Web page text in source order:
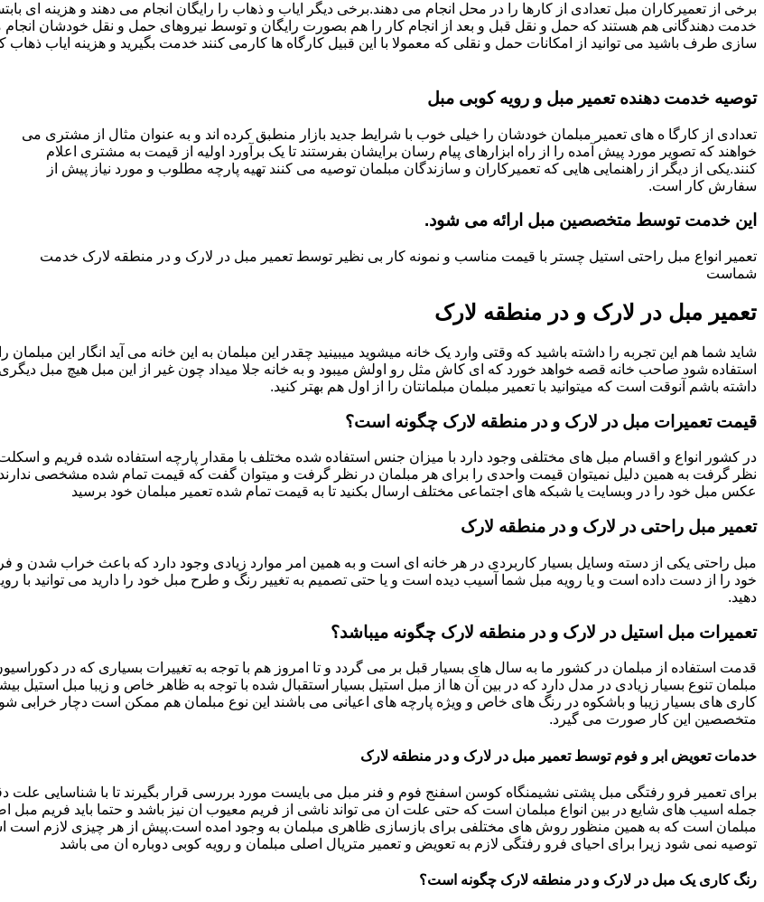
برخی از تعمیرکاران مبل تعدادی از کارها را در محل انجام می دهند.برخی دیگر ایاب و ذهاب را رایگان انجام می دهند و هزینه ای
خدمت دهندگانی هم هستند که حمل و نقل قبل و بعد از انجام کار را هم بصورت رایگان و توسط نیروهای حمل و نقل خودشان انجام
سازی طرف باشید می توانید از امکانات حمل و نقلی که معمولا با این قبیل کارگاه ها کارمی کنند خدمت بگیرید و هزینه ایاب ذهاب
توصیه خدمت دهنده تعمیر مبل و رویه کوبی مبل
تعدادی از کارگا ه های تعمیر مبلمان خودشان را خیلی خوب با شرایط جدید بازار منطبق کرده اند و به عنوان مثال از مشتری می
خواهند که تصویر مورد پیش آمده را از راه ابزارهای پیام رسان برایشان بفرستند تا یک برآورد اولیه از قیمت به مشتری اعلام
کنند.یکی از دیگر از راهنمایی هایی که تعمیرکاران و سازندگان مبلمان توصیه می کنند تهیه پارچه مطلوب و مورد نیاز پیش از
سفارش کار است.
این خدمت توسط متخصصین مبل ارائه می شود.
تعمیر انواع مبل راحتی استیل چستر با قیمت مناسب و نمونه کار بی نظیر توسط تعمیر مبل در لارک و در منطقه لارک خدمت
شماست
تعمیر مبل در لارک و در منطقه لارک
شاید شما هم این تجربه را داشته باشید که وقتی وارد یک خانه میشوید میبینید چقدر این مبلمان به این خانه می آید انگار این
استفاده شود صاحب خانه قصه خواهد خورد که ای کاش مثل رو اولش میبود و به خانه جلا میداد چون غیر از این مبل هیچ مبل
داشته باشم آنوقت است که میتوانید با تعمیر مبلمان مبلمانتان را از اول هم بهتر کنید.
قیمت تعمیرات مبل در لارک و در منطقه لارک چگونه است؟
در کشور انواع و اقسام مبل های مختلفی وجود دارد با میزان جنس استفاده شده مختلف با مقدار پارچه استفاده شده فریم و اسکلت
نظر گرفت به همین دلیل نمیتوان قیمت واحدی را برای هر مبلمان در نظر گرفت و میتوان گفت که قیمت تمام شده مشخصی ندارند و
عکس مبل خود را در وبسایت یا شبکه های اجتماعی مختلف ارسال بکنید تا به قیمت تمام شده تعمیر مبلمان خود برسید
تعمیر مبل راحتی در لارک و در منطقه لارک
مبل راحتی یکی از دسته وسایل بسیار کاربردی در هر خانه ای است و به همین امر موارد زیادی وجود دارد که باعث خراب شدن و
خود را از دست داده است و یا رویه مبل شما آسیب دیده است و یا حتی تصمیم به تغییر رنگ و طرح مبل خود را دارید می توانید با
دهید.
تعمیرات مبل استیل در لارک و در منطقه لارک چگونه میباشد؟
قدمت استفاده از مبلمان در کشور ما به سال های بسیار قبل بر می گردد و تا امروز هم با توجه به تغییرات بسیاری که در
مبلمان تنوع بسیار زیادی در مدل دارد که در بین آن ها از مبل استیل بسیار استقبال شده با توجه به ظاهر خاص و زیبا مبل استیل
کاری های بسیار زیبا و باشکوه در رنگ های خاص و ویژه پارچه های اعیانی می باشند این نوع مبلمان هم ممکن است دچار خرابی
متخصصین این کار صورت می گیرد.
خدمات تعویض ابر و فوم توسط تعمیر مبل در لارک و در منطقه لارک
برای تعمیر فرو رفتگی مبل پشتی نشیمنگاه کوسن اسفنج فوم و فنر مبل می بایست مورد بررسی قرار بگیرند تا با شناسایی
جمله اسیب های شایع در بین انواع مبلمان است که حتی علت ان می تواند ناشی از فریم معیوب ان نیز باشد و حتما باید فریم مبل
مبلمان است که به همین منظور روش های مختلفی برای بازسازی ظاهری مبلمان به وجود امده است.پیش از هر چیزی لازم است
توصیه نمی شود زیرا برای احیای فرو رفتگی لازم به تعویض و تعمیر متریال اصلی مبلمان و رویه کوبی دوباره ان می باشد
رنگ کاری یک مبل در لارک و در منطقه لارک چگونه است؟